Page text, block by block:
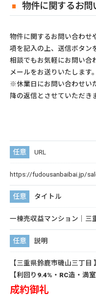
物件に関するお問
物件に関するお問い合わせ
項を記入の上、送信ボタン
相談でもお気軽にお問い合
メールをお送りいたします。
※休業日にお問い合わせい
降の返信とさせていただき
URL
https://fudousanbaibai.jp/
タイトル
一棟売収益マンション｜三
説明
【三重県鈴鹿市磯山三丁目 】
【利回り9.4%・RC造・満
成約御礼